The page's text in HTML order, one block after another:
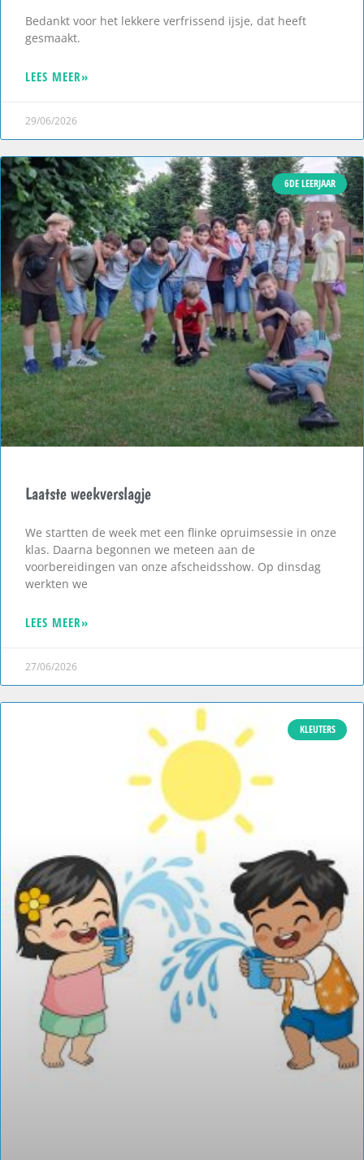
Bedankt voor het lekkere verfrissend ijsje, dat heeft
gesmaakt.
LEES MEER»
29/06/2026
6DE LEERJAAR
Laatste weekverslagje
We startten de week met een flinke opruimsessie in onze
klas. Daarna begonnen we meteen aan de
voorbereidingen van onze afscheidsshow. Op dinsdag
werkten we
LEES MEER»
27/06/2026
KLEUTERS